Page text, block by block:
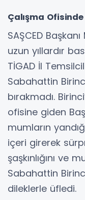
Çalışma
SAŞCED
uzun yıllardır
TİGAD İl
Sabahattin
bırakmadı.
ofisine giden
mumların
içeri girerek
şaşkınlığını ve
Sabahattin
dileklerle üfledi.